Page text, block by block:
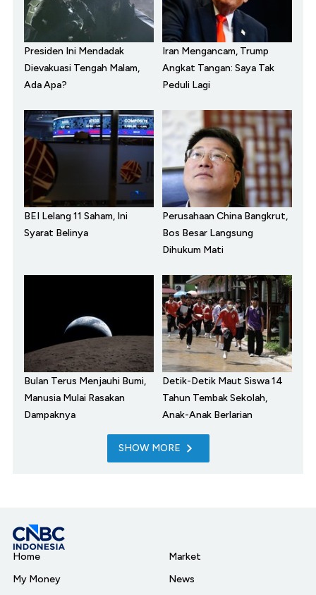
Presiden Ini Mendadak
Dievakuasi Tengah Malam,
Ada Apa?
Iran Mengancam, Trump
Angkat Tangan: Saya Tak
Peduli Lagi
BEI Lelang 11 Saham, Ini
Syarat Belinya
Perusahaan China Bangkrut,
Bos Besar Langsung
Dihukum Mati
Bulan Terus Menjauhi Bumi,
Manusia Mulai Rasakan
Dampaknya
Detik-Detik Maut Siswa 14
Tahun Tembak Sekolah,
Anak-Anak Berlarian
SHOW MORE
Home
My Money
Market
News